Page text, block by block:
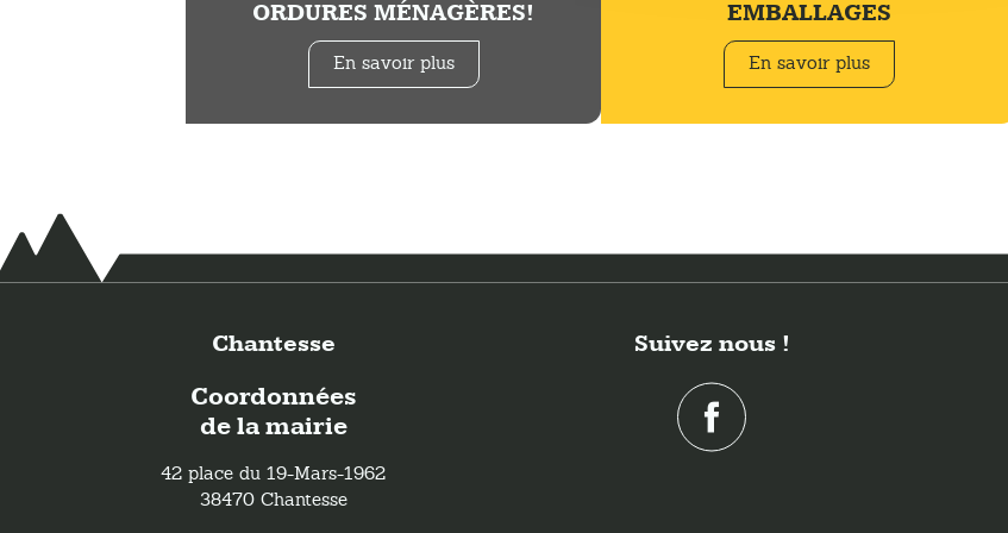
ORDURES MÉNAGÈRES!
En savoir plus
EMBALLAGES
En savoir plus
Chantesse
Coordonnées
de la mairie
42 place du 19-Mars-1962
38470 Chantesse
Suivez nous !